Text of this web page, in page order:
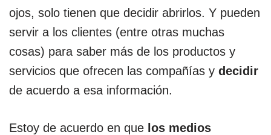
ojos, solo tienen que decidir abrirlos. Y pueden
servir a los clientes (entre otras muchas
cosas) para saber más de los productos y
servicios que ofrecen las compañías y decidir
de acuerdo a esa información.
Estoy de acuerdo en que los medios